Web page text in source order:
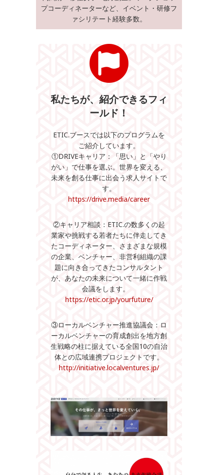
プコーディネーターなど、イベント・研修フ
ァシリテート経験多数。
私たちが、紹介できるフィ
ールド！
ETIC.ブースでは以下のプログラムを
ご紹介しています。
①DRIVEキャリア：「思い」と「やり
がい」で仕事を選ぶ。世界を変える、
未来を創る仕事に出会う求人サイトで
す。
https://drive.media/career
②キャリア相談：ETIC.の数多くの起
業家や挑戦する若者たちに伴走してき
たコーディネーター、さまざまな規模
の企業、ベンチャー、非営利組織の課
題に向き合ってきたコンサルタント
が、あなたの未来について一緒に作戦
会議をします。
https://etic.or.jp/yourfuture/
③ローカルベンチャー推進協議会：ロ
ーカルベンチャーの育成創出を地方創
生戦略の柱に据えている全国10の自治
体との広域連携プロジェクトです。
http://initiative.localventures.jp/